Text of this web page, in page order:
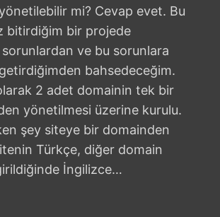
mi? Cevap evet. Bu
bitirdiğim bir projede
sorunlardan ve bu sorunlara
bahsedeceğim.
2 adet domainin tek bir
yönetilmesi üzerine kurulu.
şey siteye bir domainden
Türkçe, diğer domain
İngilizce…